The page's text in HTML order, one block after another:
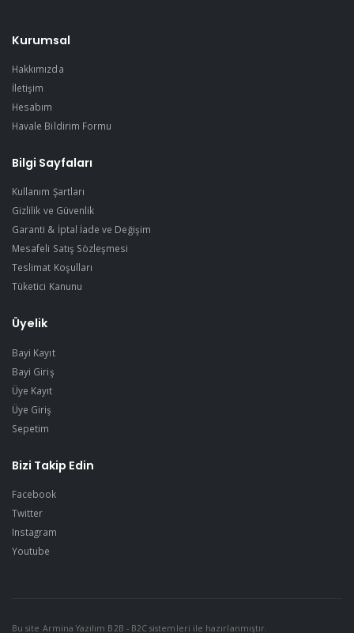
Kurumsal
Hakkımızda
İletişim
Hesabım
Havale Bildirim Formu
Bilgi Sayfaları
Kullanım Şartları
Gizlilik ve Güvenlik
Garanti & İptal İade ve Değişim
Mesafeli Satış Sözleşmesi
Teslimat Koşulları
Tüketici Kanunu
Üyelik
Bayi Kayıt
Bayi Giriş
Üye Kayıt
Üye Giriş
Sepetim
Bizi Takip Edin
Facebook
Twitter
Instagram
Youtube
Bu site Armina Yazılım B2B - B2C sistemleri ile hazırlanmıştır.